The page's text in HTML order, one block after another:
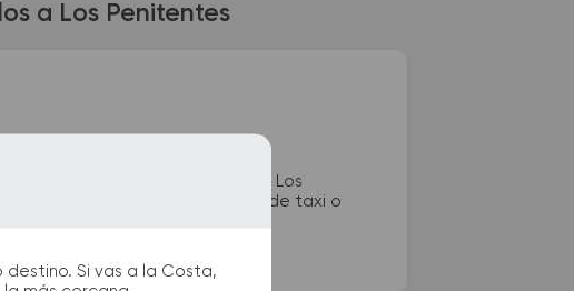
Si vas a la Costa,
a Los Penitentes
N. La terminal de colectivos de Los
kioscos, sanitarios, paradas de taxi o